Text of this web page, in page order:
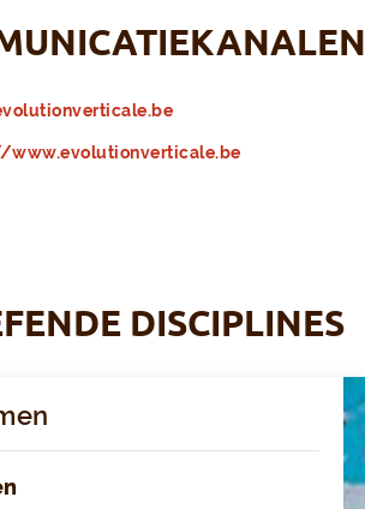
www.evolutionverticale.be
DISCIPLINES